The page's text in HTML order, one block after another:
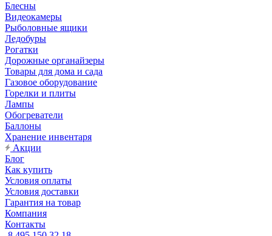
Блесны
Видеокамеры
Рыболовные ящики
Ледобуры
Рогатки
Дорожные органайзеры
Товары для дома и сада
Газовое оборудование
Горелки и плиты
Лампы
Обогреватели
Баллоны
Хранение инвентаря
Акции
Блог
Как купить
Условия оплаты
Условия доставки
Гарантия на товар
Компания
Контакты